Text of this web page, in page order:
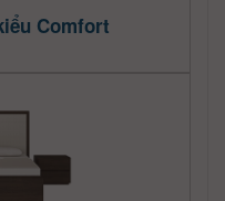
Comfort